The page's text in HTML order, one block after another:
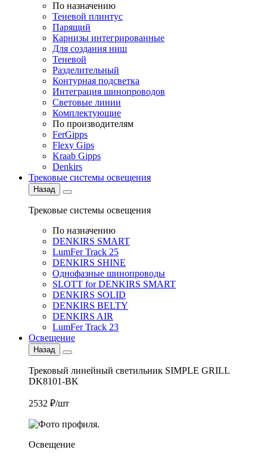
По назначению
Теневой плинтус
Парящий
Карнизы интегрированные
Для создания ниш
Теневой
Разделительный
Контурная подсветка
Интеграция шинопроводов
Световые линии
Комплектующие
По производителям
FerGipps
Flexy Gips
Kraab Gipps
Denkirs
Трековые системы освещения
Назад
Трековые системы освещения
По назначению
DENKIRS SMART
LumFer Track 25
DENKIRS SHINE
Однофазные шинопроводы
SLOTT for DENKIRS SMART
DENKIRS SOLID
DENKIRS BELTY
DENKIRS AIR
LumFer Track 23
Освещение
Назад
Трековый линейный светильник SIMPLE GRILL
DK8101-BK
2532 ₽/шт
Освещение